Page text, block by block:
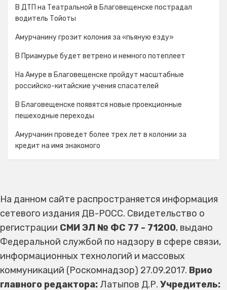
В ДТП на Театральной в Благовещенске пострадал
водитель Тойоты
Амурчанину грозит колония за «пьяную езду»
В Приамурье будет ветрено и немного потеплеет
На Амуре в Благовещенске пройдут масштабные
российско-китайские учения спасателей
В Благовещенске появятся новые проекционные
пешеходные переходы
Амурчанин проведет более трех лет в колонии за
кредит на имя знакомого
На данном сайте распространяется информация
сетевого издания ДВ-РОСС. Свидетельство о
регистрации СМИ ЭЛ № ФС 77 - 71200, выдано
Федеральной службой по надзору в сфере связи,
информационных технологий и массовых
коммуникаций (Роскомнадзор) 27.09.2017. Врио
главного редактора: Латыпов Д.Р. Учредитель: